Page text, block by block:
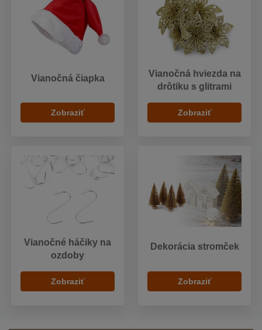
Vianočná čiapka
Zobraziť
Vianočná hviezda na
drôtiku s glitrami
Zobraziť
Vianočné háčiky na
ozdoby
Zobraziť
Dekorácia stromček
Zobraziť